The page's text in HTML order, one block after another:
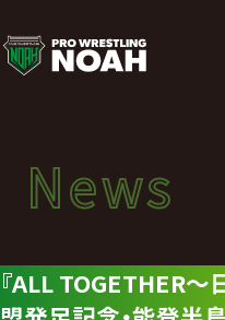
ニ
ュ
ー
ス
|
News
ニュース
News
『ALL TOGETHER